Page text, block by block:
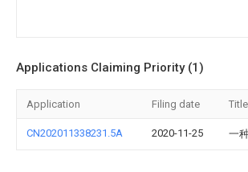
Applications Claiming Priority (1)
Application Filing date Title
CN202011338231.5A 2020-11-25 一